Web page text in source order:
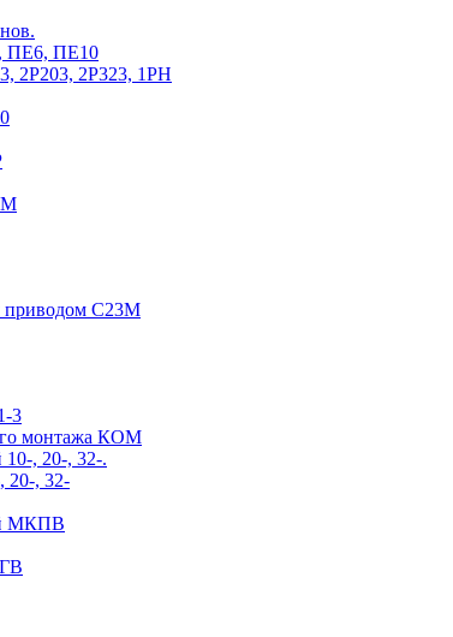
ПЕ6, ПЕ10
2Р203, 2Р323, 1РН
приводом С23М
3
монтажа КОМ
10-, 20-, 32-.
20-, 32-
МКПВ